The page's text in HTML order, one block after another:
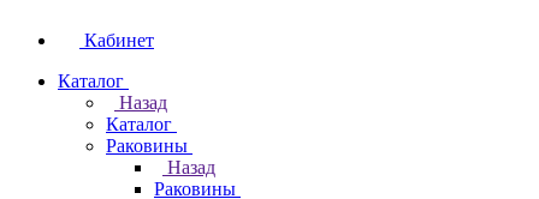
Кабинет
Каталог
Назад
Каталог
Раковины
Назад
Раковины